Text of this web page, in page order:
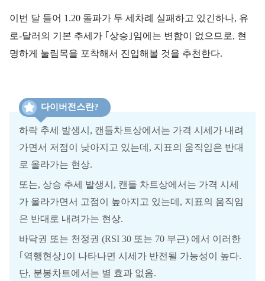
이번 달 들어 1.20 돌파가 두 세차례 실패하고 있긴하나, 유
로-달러의 기본 추세가 ｢상승｣임에는 변함이 없으므로, 현
명하게 눌림목을 포착해서 진입해볼 것을 추천한다.
다이버전스란?
하락 추세 발생시, 캔들차트상에서는 가격 시세가 내려
가면서 저점이 낮아지고 있는데, 지표의 움직임은 반대
로 올라가는 현상.
또는, 상승 추세 발생시, 캔들 차트상에서는 가격 시세
가 올라가면서 고점이 높아지고 있는데, 지표의 움직임
은 반대로 내려가는 현상.
바닥권 또는 천정권 (RSI 30 또는 70 부근) 에서 이러한
｢역행현상｣이 나타나면 시세가 반전될 가능성이 높다.
단, 분봉차트에서는 별 효과 없음.